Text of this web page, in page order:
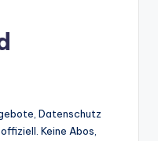
Datenschutz
Keine Abos,